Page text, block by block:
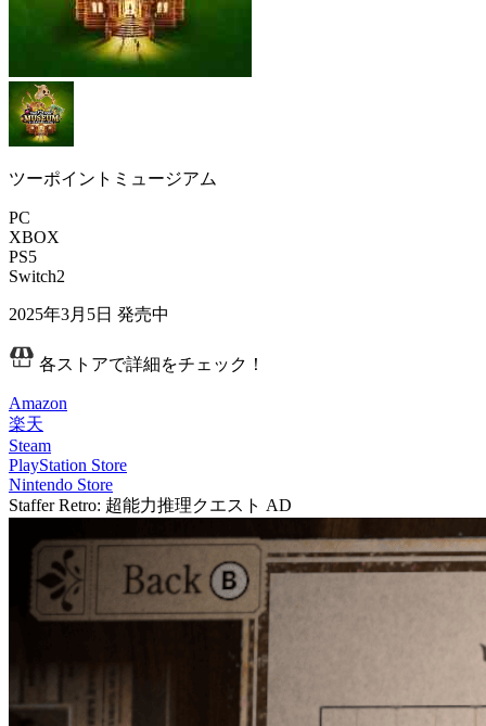
ツーポイントミュージアム
PC
XBOX
PS5
Switch2
2025年3月5日 発売中
各ストアで詳細をチェック！
Amazon
楽天
Steam
PlayStation Store
Nintendo Store
Staffer Retro: 超能力推理クエスト AD